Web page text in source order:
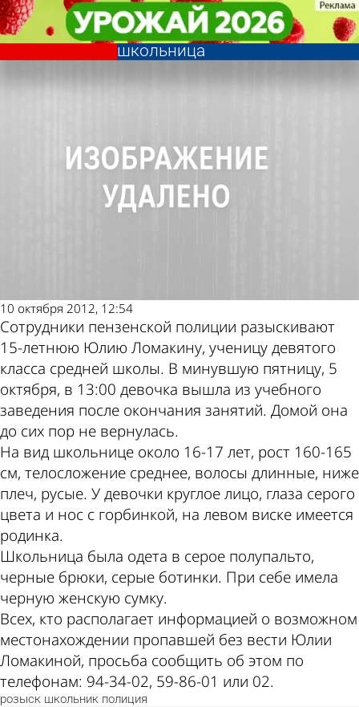
В Пензе разыскивается без
вести пропавшая 15-летняя
школьница
Происшествия
10 октября 2012, 12:54
Сотрудники пензенской полиции разыскивают
15-летнюю Юлию Ломакину, ученицу девятого
класса средней школы. В минувшую пятницу, 5
октября, в 13:00 девочка вышла из учебного
заведения после окончания занятий. Домой она
до сих пор не вернулась.
На вид школьнице около 16-17 лет, рост 160-165
см, телосложение среднее, волосы длинные, ниже
плеч, русые. У девочки круглое лицо, глаза серого
цвета и нос с горбинкой, на левом виске имеется
родинка.
Школьница была одета в серое полупальто,
черные брюки, серые ботинки. При себе имела
черную женскую сумку.
Всех, кто располагает информацией о возможном
местонахождении пропавшей без вести Юлии
Ломакиной, просьба сообщить об этом по
телефонам: 94-34-02, 59-86-01 или 02.
розыск школьник полиция
В Пензе разыскивается без
вести пропавшая 15-летняя
школьница
Происшествия
Другие новости по
теме
Погода и курсы
валют в Пензе